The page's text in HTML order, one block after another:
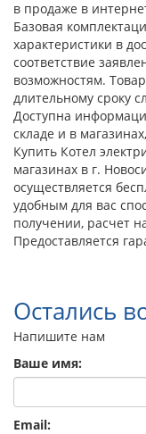
в продаже в
Базовая
характеристики в
соответствие
возможностям.
длительному сроку
Доступна
складе и в
Купить Котел
магазинах в г.
осуществляется
удобным для вас
получении, расчет
Предоставляется
Остались
Напишите нам
Ваше имя:
Email: